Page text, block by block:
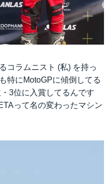
コラムニスト (私) を持っ
特にMotoGPに傾倒してる
3位に入賞してるんです
って名の変わったマシン